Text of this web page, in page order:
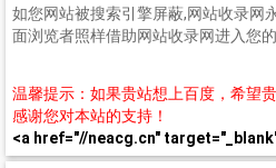
如您网站被搜索引擎屏蔽,网站收录网
面浏览者照样借助网站收录网进入您的
温馨提示：如果贵站想上百度，希望
感谢您对本站的支持！
<a href="//neacg.cn"